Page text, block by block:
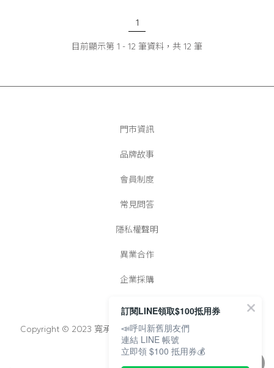
1
目前顯示第 1 - 12 筆資料，共 12 筆
門市資訊
品牌故事
會員制度
常見問答
隱私權聲明
異業合作
企業採購
Copyright © 2023 寬承實業有限公司│統一編號：25022728
訂閱LINE領取$100抵用券
📣呼叫新舊朋友們
連結 LINE 帳號
立即領 $100 抵用券💰